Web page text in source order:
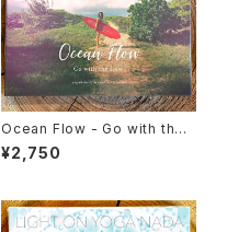
Ocean Flow - Go with the f
low（CD）
¥2,750